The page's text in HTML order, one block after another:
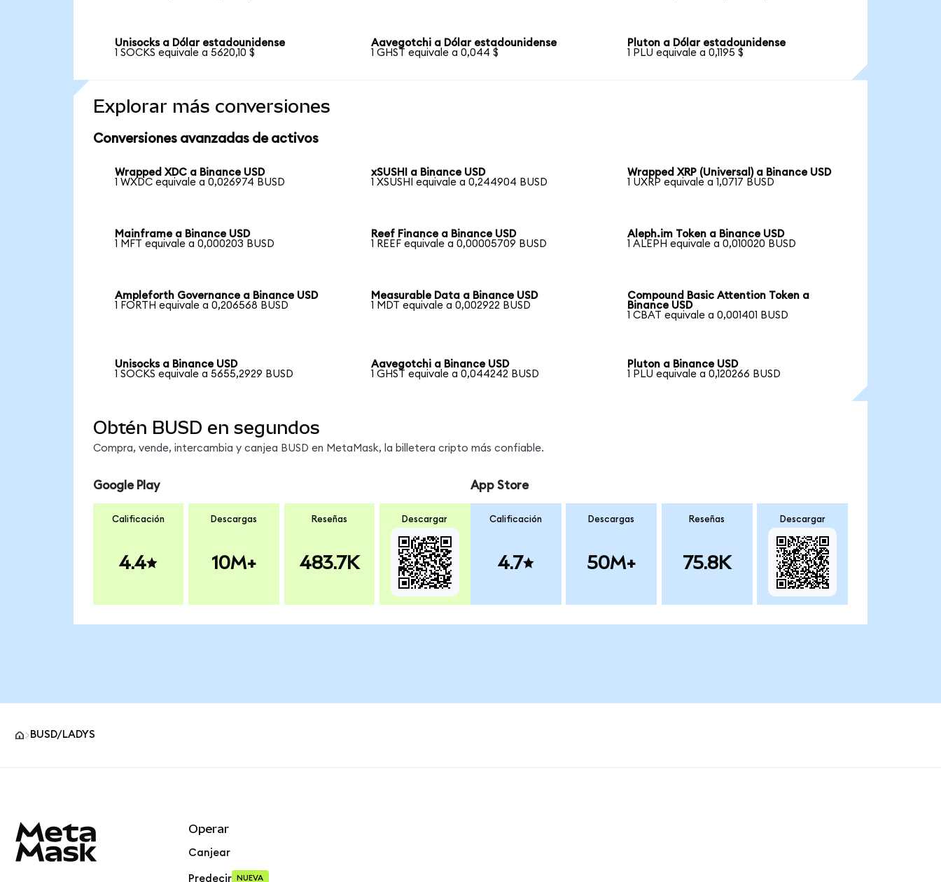
Unisocks a Dólar estadounidense
1 SOCKS equivale a 5620,10 $
Aavegotchi a Dólar estadounidense
1 GHST equivale a 0,044 $
Pluton a Dólar estadounidense
1 PLU equivale a 0,1195 $
Explorar más conversiones
Conversiones avanzadas de activos
Wrapped XDC a Binance USD
1 WXDC equivale a 0,026974 BUSD
xSUSHI a Binance USD
1 XSUSHI equivale a 0,244904 BUSD
Wrapped XRP (Universal) a Binance USD
1 UXRP equivale a 1,0717 BUSD
Mainframe a Binance USD
1 MFT equivale a 0,000203 BUSD
Reef Finance a Binance USD
1 REEF equivale a 0,00005709 BUSD
Aleph.im Token a Binance USD
1 ALEPH equivale a 0,010020 BUSD
Ampleforth Governance a Binance USD
1 FORTH equivale a 0,206568 BUSD
Measurable Data a Binance USD
1 MDT equivale a 0,002922 BUSD
Compound Basic Attention Token a
Binance USD
1 CBAT equivale a 0,001401 BUSD
Unisocks a Binance USD
1 SOCKS equivale a 5655,2929 BUSD
Aavegotchi a Binance USD
1 GHST equivale a 0,044242 BUSD
Pluton a Binance USD
1 PLU equivale a 0,120266 BUSD
Obtén BUSD en segundos
Compra, vende, intercambia y canjea BUSD en MetaMask, la billetera cripto más confiable.
Google Play
Calificación
4.4
Descargas
10M+
Reseñas
483.7K
Descargar
App Store
Calificación
4.7
Descargas
50M+
Reseñas
75.8K
Descargar
BUSD/LADYS
Operar
Canjear
Predecir NUEVA